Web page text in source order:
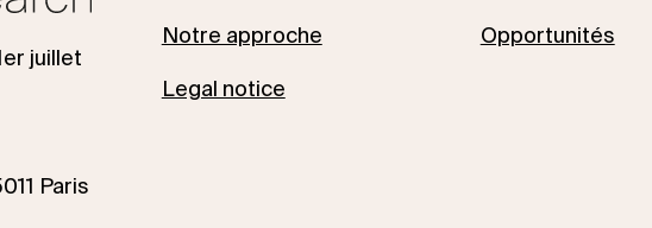
juillet
Paris
Notre approche
Legal notice
Opportunités